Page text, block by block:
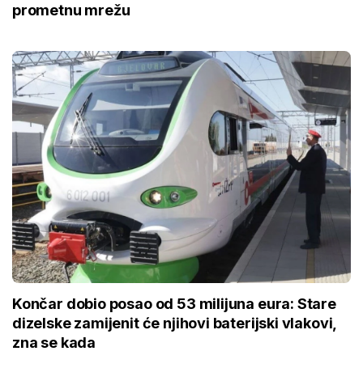
prometnu mrežu
Končar dobio posao od 53 milijuna eura: Stare
dizelske zamijenit će njihovi baterijski vlakovi,
zna se kada